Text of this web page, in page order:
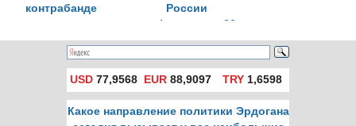
контрабанде
сигарет
России
конфисковали 20
тыс. медицинских
пиявок
USD 77,9568 EUR 88,9097 TRY1,6598
Какое направление политики Эрдогана